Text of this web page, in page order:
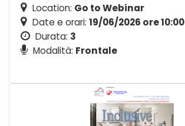
Location: Go to Webinar
Date e orari: 19/06/2026 ore 10:00
Durata: 3
Modalità: Frontale